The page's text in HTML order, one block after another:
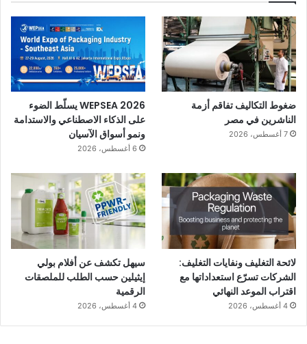
ضغوط التكاليف تفاقم أزمة
الناشرين في مصر
7 أغسطس، 2026
WEPSEA 2026 يسلّط الضوء
على الذكاء الاصطناعي والاستدامة
ونمو أسواق الآسيان
6 أغسطس، 2026
لائحة التغليف ونفايات التغليف:
الشركات تسرّع استعداداتها مع
اقتراب الموعد النهائي
4 أغسطس، 2026
سيهل تكشف عن أفلام بولي
إيثيلين حسب الطلب للملصقات
الرقمية
4 أغسطس، 2026